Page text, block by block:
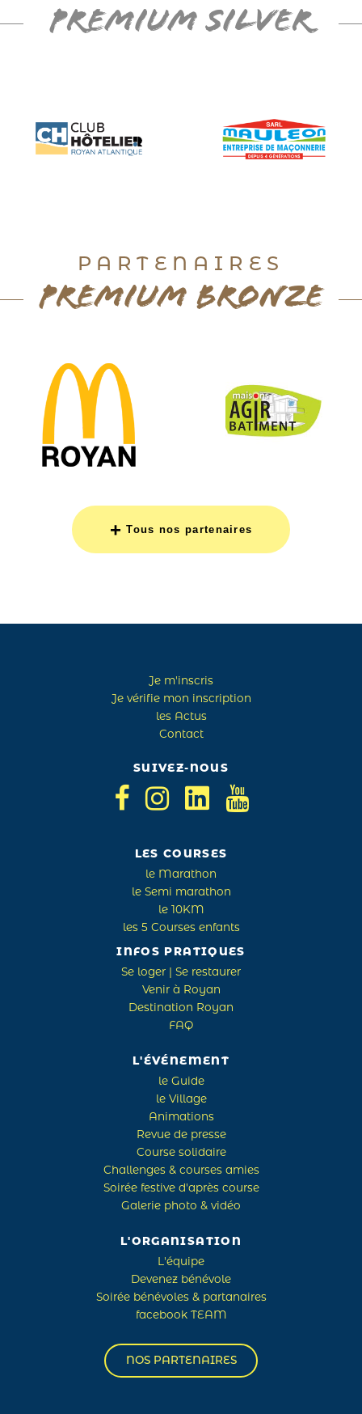
PREMIUM SILVER
PARTENAIRES
PREMIUM BRONZE
+ Tous nos partenaires
Je m'inscris
Je vérifie mon inscription
les Actus
Contact
SUIVEZ-NOUS
LES COURSES
le Marathon
le Semi marathon
le 10KM
les 5 Courses enfants
INFOS PRATIQUES
Se loger | Se restaurer
Venir à Royan
Destination Royan
FAQ
L'ÉVÉNEMENT
le Guide
le Village
Animations
Revue de presse
Course solidaire
Challenges & courses amies
Soirée festive d'après course
Galerie photo & vidéo
L'ORGANISATION
L'équipe
Devenez bénévole
Soirée bénévoles & partanaires
facebook TEAM
NOS PARTENAIRES